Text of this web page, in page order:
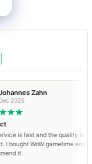
Zahn
and the quality is
WoW gametime and I